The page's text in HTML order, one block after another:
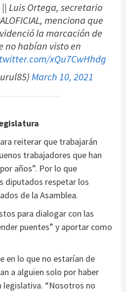
|| Luis Ortega, secretario
menciona que
la marcación de
no habían visto en
xQu7CwHhdg
March 10, 2021
reiterar que trabajarán
trabajadores que han
años”. Por lo que
diputados respetar los
de la Asamblea.
para dialogar con las
puentes” y aportar como
en lo que no estarían de
a alguien solo por haber
legislativa. “Nosotros no